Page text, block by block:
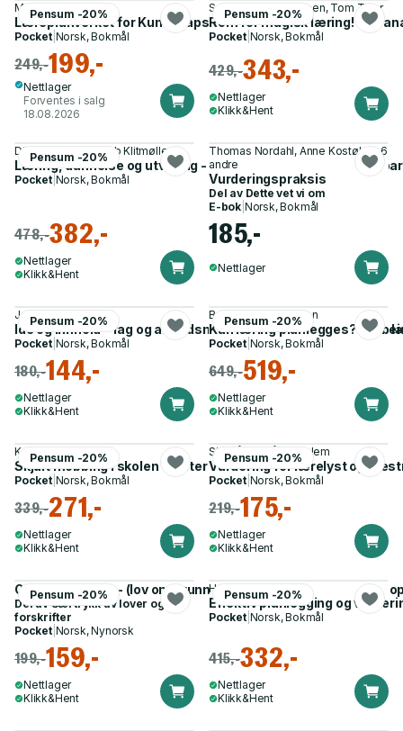
Pensum -20%
Malin Saabye
Læreplanverket for Kunnskapsløftet 2020 - Grunnskolen
Pocket| Norsk, Bokmål
249,-199,-
Nettlager
Forventes i salg
18.08.2026
Pensum -20%
Svein-Erik Andreassen, Tom Tiller
Rom for magisk læring! - en
Pocket| Norsk, Bokmål
429,-343,-
Nettlager
Klikk&Hent
Pensum -20%
Dion Sommer, Jacob Klitmøller
Læring, dannelse og utvikling - kvalifisering for fremtiden i
Pocket| Norsk, Bokmål
478,-382,-
Nettlager
Klikk&Hent
Thomas Nordahl, Anne Kostøl og 6
andre
Vurderingspraksis
Del av Dette vet vi om
E-bok Norsk, Bokmål
185,-
Nettlager
Pensum -20%
Jakob Kvalvaag
Ide og innhold - fag og arbeidsmåter gjennom 13 skoleår : en
Pocket| Norsk, Bokmål
180,-144,-
Nettlager
Klikk&Hent
Pensum -20%
Britt Ulstrup Engelsen
Kan læring planlegges? -
Pocket| Norsk, Bokmål
649,-519,-
Nettlager
Klikk&Hent
Pensum -20%
Kari Myklebust
Skjult mobbing i skolen - jenter og de viktige relasjonene
Pocket| Norsk, Bokmål
339,-271,-
Nettlager
Klikk&Hent
Pensum -20%
Siv Måseidvåg Gamlem
Vurdering for lærelyst og
Pocket| Norsk, Bokmål
219,-175,-
Nettlager
Klikk&Hent
Pensum -20%
Opplæringslova - (lov om grunnskolen og den vidaregåande
Del avSærtrykk av lover og
forskrifter
Pocket| Norsk, Nynorsk
199,-159,-
Nettlager
Klikk&Hent
Pensum -20%
Henning Fjørtoft
Effektiv planlegging og
Pocket| Norsk, Bokmål
415,-332,-
Nettlager
Klikk&Hent